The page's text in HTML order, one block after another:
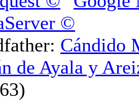
: Cándido
de Ayala y